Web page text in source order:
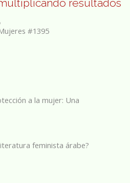
resultados
#1395
a la mujer: Una
feminista árabe?